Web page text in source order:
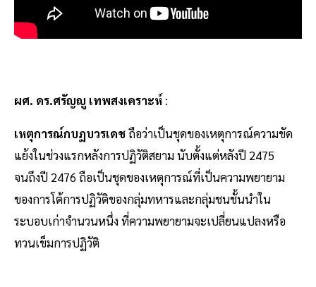
ผศ. ดร.ศรัญญู เทพสงเคราะห์ :
เหตุการณ์กบฏบวรเดชถือว่าเป็นชุดของเหตุการณ์ความขัด
แย้งในช่วงแรกหลังการปฏิวัติสยาม นับตั้งแต่หลังปี 2475
จนถึงปี 2476 ถือเป็นชุดของเหตุการณ์ที่เป็นความพยายาม
ของการโต้การปฏิวัติของกลุ่มทหารและกลุ่มชนชั้นนำใน
ระบอบเก่าจำนวนหนึ่ง ที่ความพยายามจะเปลี่ยนแปลงหรือ
ทวนเข็มการปฏิวัติ